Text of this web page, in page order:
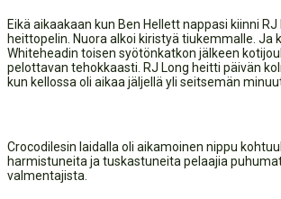
Eikä aikaakaan kun Ben Hellett nappasi kiinni
heittopelin. Nuora alkoi kiristyä tiukemmalle. Ja
Whiteheadin toisen syötönkatkon jälkeen
pelottavan tehokkaasti. RJ Long heitti päivän
kun kellossa oli aikaa jäljellä yli seitsemän
Crocodilesin laidalla oli aikamoinen nippu
harmistuneita ja tuskastuneita pelaajia
valmentajista.